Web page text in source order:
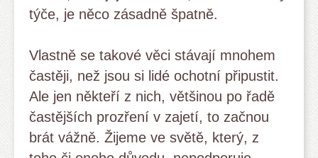
týče, je něco zásadně špatně.
Vlastně se takové věci stávají mnohem
častěji, než jsou si lidé ochotní připustit.
Ale jen někteří z nich, většinou po řadě
častějších prozření v zajetí, to začnou
brát vážně. Žijeme ve světě, který, z